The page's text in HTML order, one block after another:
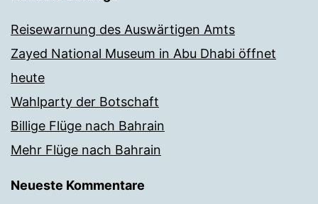
Reisewarnung des Auswärtigen Amts
Zayed National Museum in Abu Dhabi öffnet
heute
Wahlparty der Botschaft
Billige Flüge nach Bahrain
Mehr Flüge nach Bahrain
Neueste Kommentare